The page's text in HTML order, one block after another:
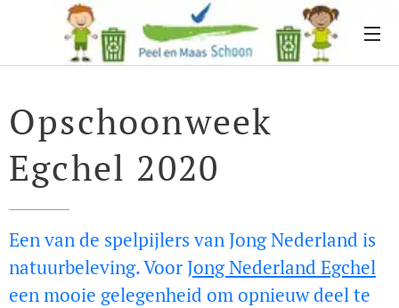
Opschoonweek
Egchel 2020
Een van de spelpijlers van Jong Nederland is
natuurbeleving. VoorJong Nederland Egchel
een mooie gelegenheid om opnieuw deel te